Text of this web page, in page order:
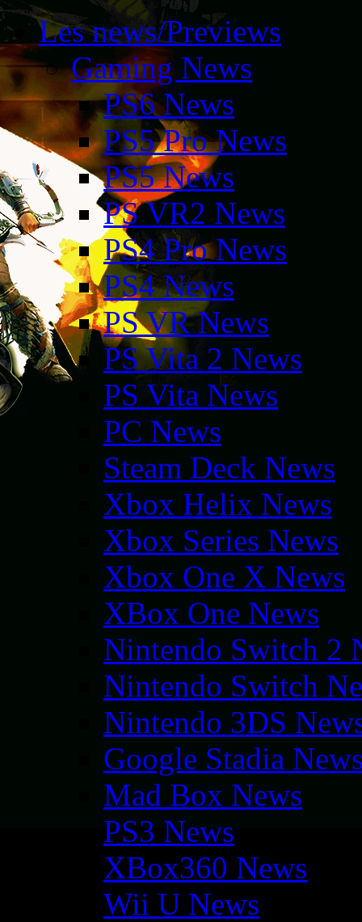
Les news/Previews
Gaming News
PS6 News
PS5 Pro News
PS5 News
PS VR2 News
PS4 Pro News
PS4 News
PS VR News
PS Vita 2 News
PS Vita News
PC News
Steam Deck News
Xbox Helix News
Xbox Series News
Xbox One X News
XBox One News
Nintendo Switch 2
Nintendo Switch
Nintendo 3DS
Google Stadia
Mad Box News
PS3 News
XBox360 News
Wii U News